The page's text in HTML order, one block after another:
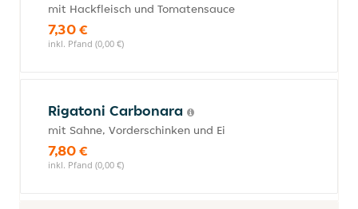
mit Hackfleisch und Tomatensauce
7,30 €
inkl. Pfand (0,00 €)
Rigatoni Carbonara
mit Sahne, Vorderschinken und Ei
7,80 €
inkl. Pfand (0,00 €)